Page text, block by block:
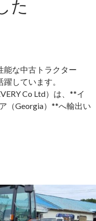
た
能な中古トラクター
しています。
Co Ltd）は、**イ
（Georgia）**へ輸出い